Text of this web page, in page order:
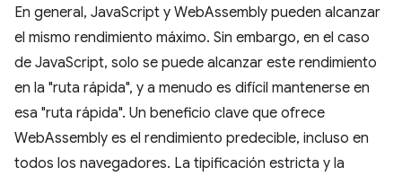
En general, JavaScript y WebAssembly pueden alcanzar
el mismo rendimiento máximo. Sin embargo, en el caso
de JavaScript, solo se puede alcanzar este rendimiento
en la "ruta rápida", y a menudo es difícil mantenerse en
esa "ruta rápida". Un beneficio clave que ofrece
WebAssembly es el rendimiento predecible, incluso en
todos los navegadores. La tipificación estricta y la